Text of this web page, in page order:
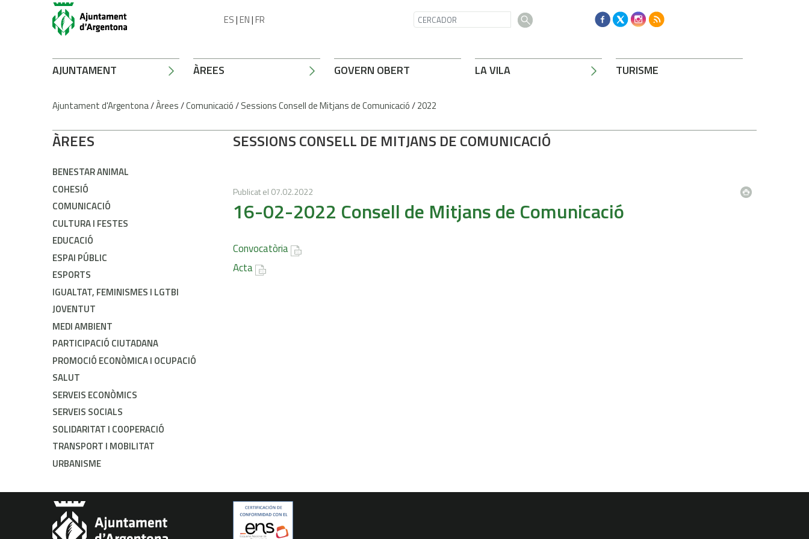
ES|EN|FR
AJUNTAMENT ÀREES GOVERN OBERT LA VILA TURISME
Ajuntament d'Argentona/Àrees/Comunicació/Sessions Consell de Mitjans de Comunicació/2022
ÀREES
BENESTAR ANIMAL
COHESIÓ
COMUNICACIÓ
CULTURA I FESTES
EDUCACIÓ
ESPAI PÚBLIC
ESPORTS
IGUALTAT, FEMINISMES I LGTBI
JOVENTUT
MEDI AMBIENT
PARTICIPACIÓ CIUTADANA
PROMOCIÓ ECONÒMICA I OCUPACIÓ
SALUT
SERVEIS ECONÒMICS
SERVEIS SOCIALS
SOLIDARITAT I COOPERACIÓ
TRANSPORT I MOBILITAT
URBANISME
SESSIONS CONSELL DE MITJANS DE COMUNICACIÓ
Publicat el 07.02.2022
16-02-2022 Consell de Mitjans de Comunicació
Convocatòria
Acta